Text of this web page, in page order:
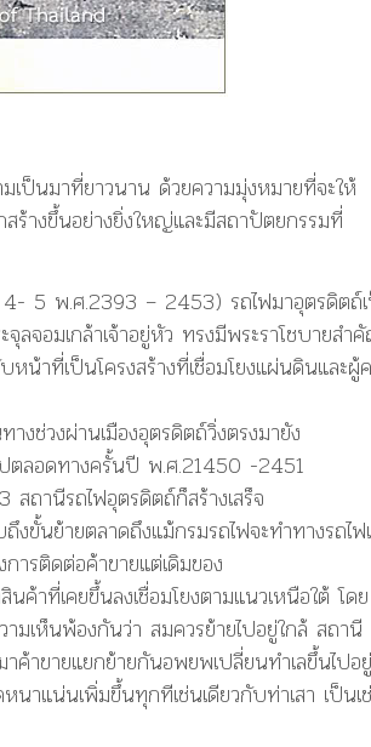
ป็นมาที่ยาวนาน ด้วยความมุ่งหมายที่จะให้
ร้างขึ้นอย่างยิ่งใหญ่และมีสถาปัตยกรรมที่
4- 5 พ.ศ.2393 – 2453) รถไฟมาอุตรดิตถ์
ลจอมเกล้าเจ้าอยู่หัว ทรงมีพระราโชบายสำ
หน้าที่เป็นโครงสร้างที่เชื่อมโยงแผ่นดินและผู้
ช่วงผ่านเมืองอุตรดิตถ์วิ่งตรงมายัง
ตลอดทางครั้นปี พ.ศ.21450 -2451
สถานีรถไฟอุตรดิตถ์ก็สร้างเสร็จ
ขั้นย้ายตลาดถึงแม้กรมรถไฟจะทำทางรถไ
ารติดต่อค้าขายแต่เดิมของ
าที่เคยขึ้นลงเชื่อมโยงตามแนวเหนือใต้ โดย
มเห็นพ้องกันว่า สมควรย้ายไปอยู่ใกล้ สถานี
ค้าขายแยกย้ายกันอพยพเปลี่ยนทำเลขึ้นไปอ
นาแน่นเพิ่มขึ้นทุกทีเช่นเดียวกับท่าเสา เป็น